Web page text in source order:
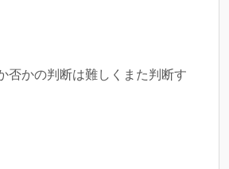
否かの判断は難しくまた判断す